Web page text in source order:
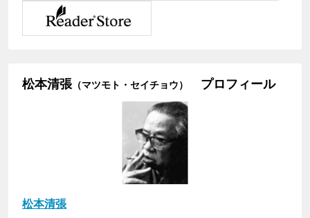
松本清張（マツモト・セイチョウ） プロフィール
松本清張